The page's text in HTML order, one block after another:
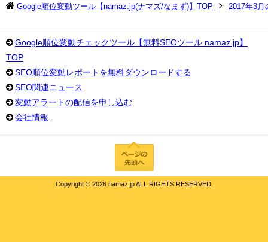
Google順位変動ツール【namaz.jp(ナマズ/なまず)】TOP 2017年3月
Google順位変動チェックツール【無料SEOツール namaz.jp】
TOP
SEO順位変動レポートを無料ダウンロードする
SEO関連ニュース
変動アラートの配信を申し込む
会社情報
Copyright © 2026 namaz.jp ALL RIGHTS RESERVED.